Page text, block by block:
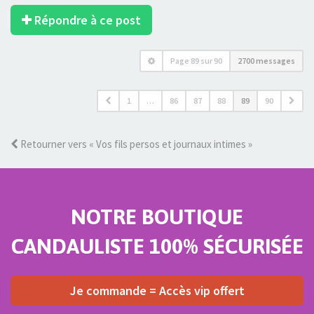
Répondre à ce post
Page 89 sur 90 2700 messages
1 … 86 87 88 89 90
Retourner vers « Vos fils persos et journaux intimes »
NOTRE BOUTIQUE
CANDAULISTE 100% SÉCURISÉE
Je commande = Accès vip offert